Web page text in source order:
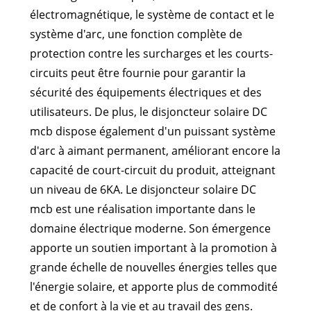
électromagnétique, le système de contact et le
système d'arc, une fonction complète de
protection contre les surcharges et les courts-
circuits peut être fournie pour garantir la
sécurité des équipements électriques et des
utilisateurs. De plus, le disjoncteur solaire DC
mcb dispose également d'un puissant système
d'arc à aimant permanent, améliorant encore la
capacité de court-circuit du produit, atteignant
un niveau de 6KA. Le disjoncteur solaire DC
mcb est une réalisation importante dans le
domaine électrique moderne. Son émergence
apporte un soutien important à la promotion à
grande échelle de nouvelles énergies telles que
l'énergie solaire, et apporte plus de commodité
et de confort à la vie et au travail des gens.